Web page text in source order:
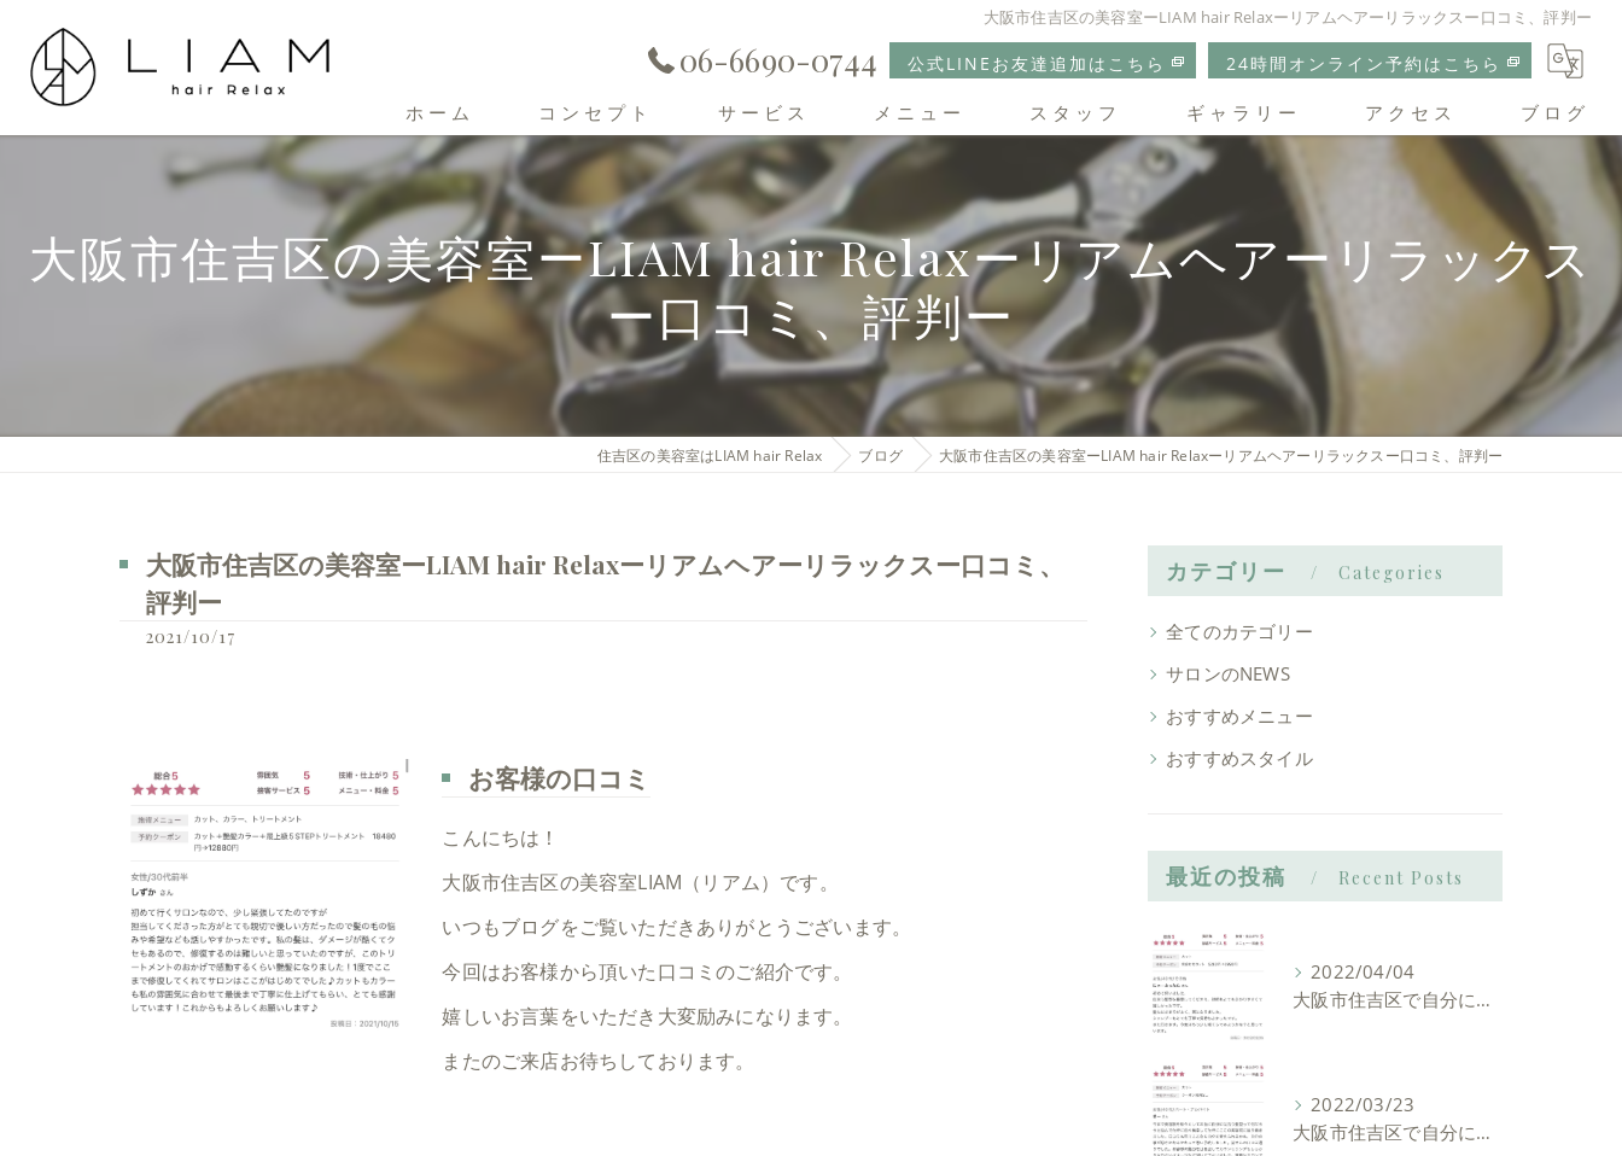
大阪市住吉区の美容室ーLIAM hair Relaxーリアムヘアーリラックスー口コミ、評判ー
06-6690-0744 公式LINEお友達追加はこちら 24時間オンライン予約はこちら
ホーム コンセプト
住吉区の美容室･LIAM hair Relaxの口コミ情報
住吉区の美容室･LIAM hair Relaxの評判
住吉区の美容室･LIAM hair Relaxのお客様の声
サービス メニュー スタッフ ギャラリー アクセス
リアムヘアーリラックス
ブログ
大阪市住吉区の美容室ーLIAM hair Relaxーリアムヘアーリラックス
ー口コミ、評判ー
住吉区の美容室はLIAM hair Relax ブログ 大阪市住吉区の美容室ーLIAM hair Relaxーリアムヘアーリラックスー口コミ、評判ー
大阪市住吉区の美容室ーLIAM hair Relaxーリアムヘアーリラックスー口コミ、
評判ー
2021/10/17
お客様の口コミ
こんにちは！
大阪市住吉区の美容室LIAM（リアム）です。
いつもブログをご覧いただきありがとうございます。
今回はお客様から頂いた口コミのご紹介です。
嬉しいお言葉をいただき大変励みになります。
またのご来店お待ちしております。
カテゴリー Categories
全てのカテゴリー
サロンのNEWS
おすすめメニュー
おすすめスタイル
最近の投稿 Recent Posts
2022/04/04
大阪市住吉区で自分に似合う髪型を見つけれる美容室ーLIAM hair Relaxーリアムヘアーリラックス
2022/03/23
大阪市住吉区で自分に似合う髪型を見つけれる美容室ーLIAM hair Relaxーリアムヘアーリラックス